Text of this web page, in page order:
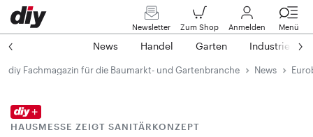
Newsletter Zum Shop Anmelden Menü
News Handel Garten Industrie
diy Fachmagazin für die Baumarkt- und Gartenbranche News
HAUSMESSE ZEIGT SANITÄRKONZEPT